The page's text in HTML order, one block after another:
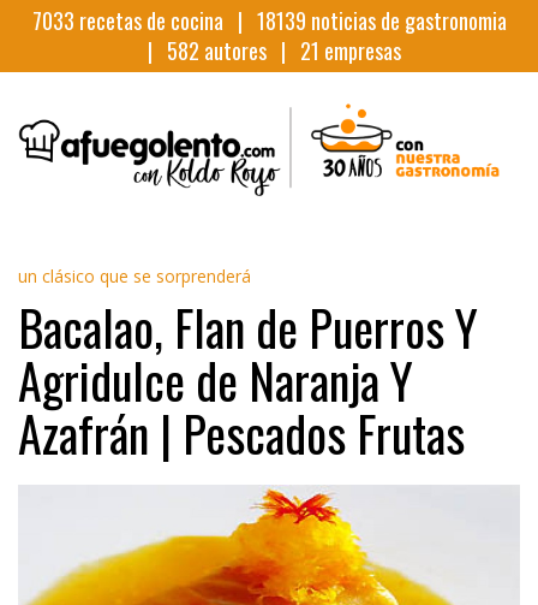
7033 recetas de cocina | 18139 noticias de gastronomia
| 582 autores | 21 empresas
un clásico que se sorprenderá
Bacalao, Flan de Puerros Y
Agridulce de Naranja Y
Azafrán | Pescados Frutas